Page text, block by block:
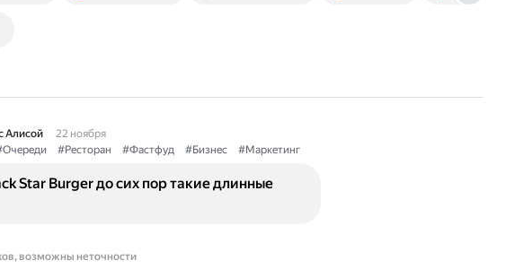
Алисой
22 ноября
#Ресторан #Фастфуд #Бизнес #Маркетинг
Star Burger до сих пор такие длинные
возможны неточности